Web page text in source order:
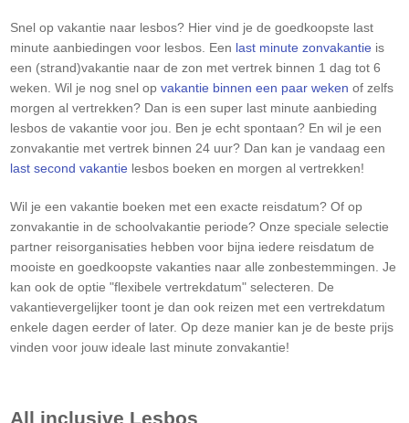
Snel op vakantie naar lesbos? Hier vind je de goedkoopste last
minute aanbiedingen voor lesbos. Een last minute zonvakantie is
een (strand)vakantie naar de zon met vertrek binnen 1 dag tot 6
weken. Wil je nog snel op vakantie binnen een paar weken of zelfs
morgen al vertrekken? Dan is een super last minute aanbieding
lesbos de vakantie voor jou. Ben je echt spontaan? En wil je een
zonvakantie met vertrek binnen 24 uur? Dan kan je vandaag een
last second vakantie lesbos boeken en morgen al vertrekken!
Wil je een vakantie boeken met een exacte reisdatum? Of op
zonvakantie in de schoolvakantie periode? Onze speciale selectie
partner reisorganisaties hebben voor bijna iedere reisdatum de
mooiste en goedkoopste vakanties naar alle zonbestemmingen. Je
kan ook de optie "flexibele vertrekdatum" selecteren. De
vakantievergelijker toont je dan ook reizen met een vertrekdatum
enkele dagen eerder of later. Op deze manier kan je de beste prijs
vinden voor jouw ideale last minute zonvakantie!
All inclusive Lesbos